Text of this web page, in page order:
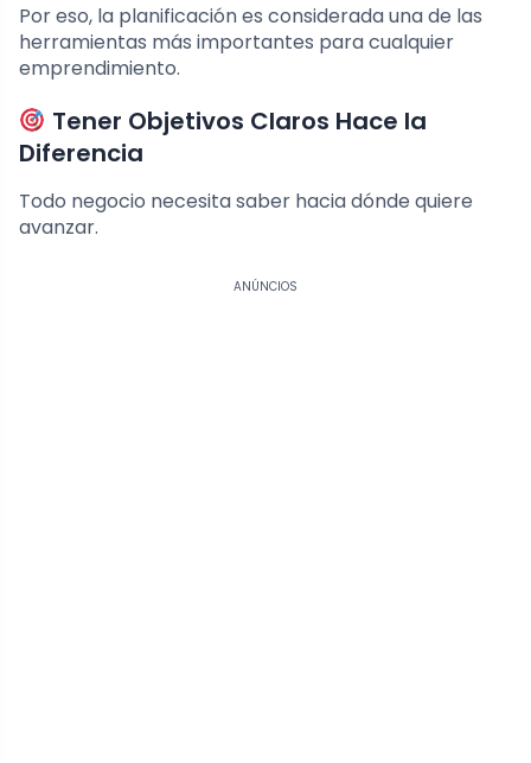
Por eso, la planificación es considerada una de las
herramientas más importantes para cualquier
emprendimiento.
Tener Objetivos Claros Hace la
Diferencia
Todo negocio necesita saber hacia dónde quiere
avanzar.
ANÚNCIOS